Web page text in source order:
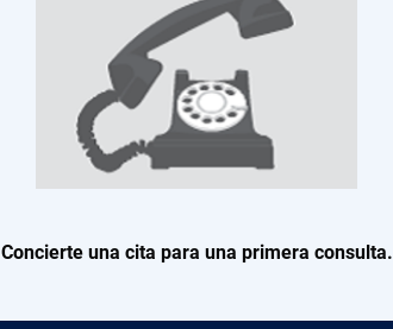
Concierte una cita para una primera consulta.